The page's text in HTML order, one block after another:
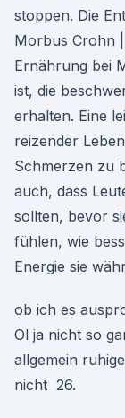
stoppen. Die
Morbus Crohn
Ernährung bei
ist, die
erhalten. Eine
reizender
Schmerzen zu
auch, dass
sollten, bevor
fühlen, wie
Energie sie
ob ich es
Öl ja nicht so
allgemein
nicht 26.